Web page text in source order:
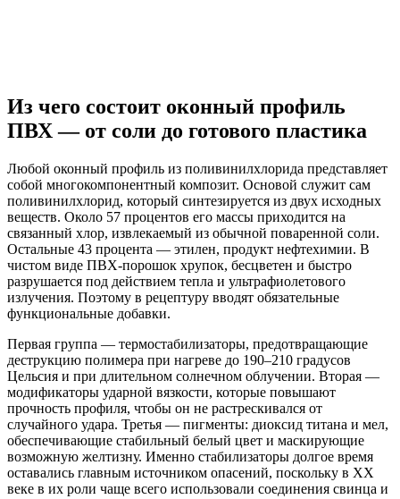
Из чего состоит оконный профиль
ПВХ — от соли до готового пластика
Любой оконный профиль из поливинилхлорида представляет
собой многокомпонентный композит. Основой служит сам
поливинилхлорид, который синтезируется из двух исходных
веществ. Около 57 процентов его массы приходится на
связанный хлор, извлекаемый из обычной поваренной соли.
Остальные 43 процента — этилен, продукт нефтехимии. В
чистом виде ПВХ-порошок хрупок, бесцветен и быстро
разрушается под действием тепла и ультрафиолетового
излучения. Поэтому в рецептуру вводят обязательные
функциональные добавки.
Первая группа — термостабилизаторы, предотвращающие
деструкцию полимера при нагреве до 190–210 градусов
Цельсия и при длительном солнечном облучении. Вторая —
модификаторы ударной вязкости, которые повышают
прочность профиля, чтобы он не растрескивался от
случайного удара. Третья — пигменты: диоксид титана и мел,
обеспечивающие стабильный белый цвет и маскирующие
возможную желтизну. Именно стабилизаторы долгое время
оставались главным источником опасений, поскольку в XX
веке в их роли чаще всего использовали соединения свинца и